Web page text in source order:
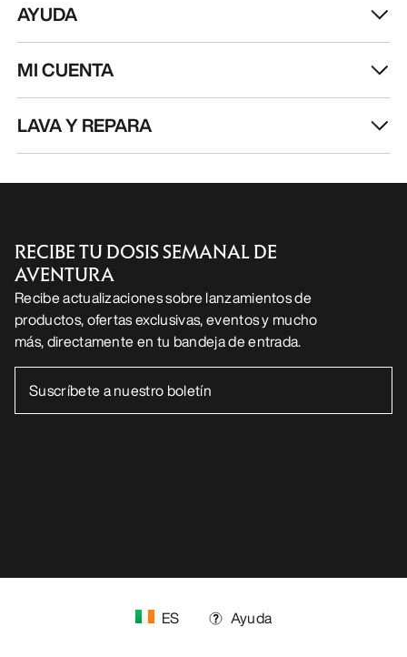
AYUDA
MI CUENTA
LAVA Y REPARA
RECIBE TU DOSIS SEMANAL DE
AVENTURA
Recibe actualizaciones sobre lanzamientos de
productos, ofertas exclusivas, eventos y mucho
más, directamente en tu bandeja de entrada.
ES Ayuda